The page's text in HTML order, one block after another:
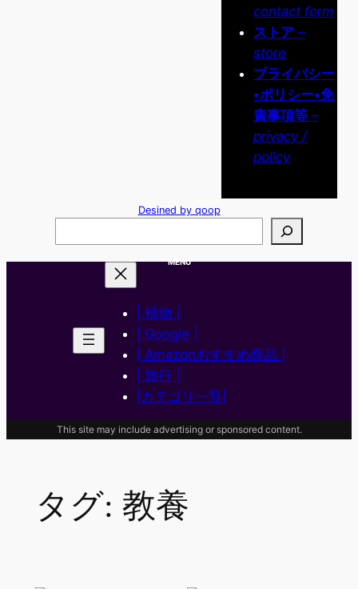
contact form
ストア –
store
プライバシー
•ポリシー•免
責事項等 –
privacy /
policy
Desined by qoop
MENU
| 植物 |
| Google |
| Amazonおすすめ商品 |
| 旅行 |
|カテゴリ一覧|
This site may include advertising or sponsored content.
タグ: 教養